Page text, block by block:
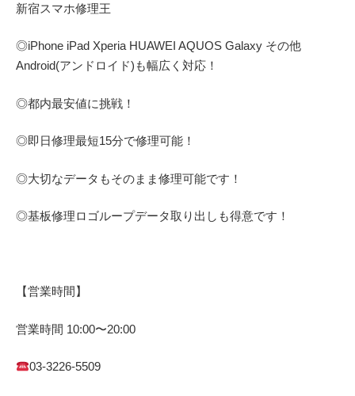
新宿スマホ修理王
◎iPhone iPad Xperia HUAWEI AQUOS Galaxy その他
Android(アンドロイド) も幅広く対応！
◎都内最安値に挑戦！
◎即日修理最短15分で修理可能！
◎大切なデータもそのまま修理可能です！
◎基板修理ロゴループデータ取り出しも得意です！
【営業時間】
営業時間 10:00〜20:00
03-3226-5509